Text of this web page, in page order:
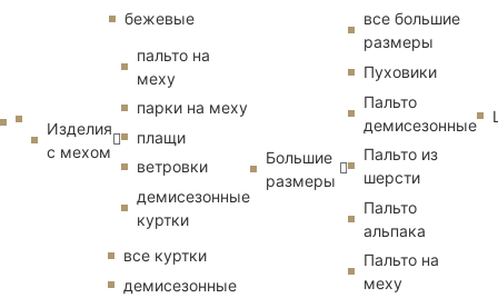
бежевые
Изделия
с мехом
пальто на
меху
парки на меху
плащи
ветровки
демисезонные
куртки
все куртки
демисезонные
Большие
размеры
все большие
размеры
Пуховики
Пальто
демисезонные
Пальто из
шерсти
Пальто
альпака
Пальто на
меху